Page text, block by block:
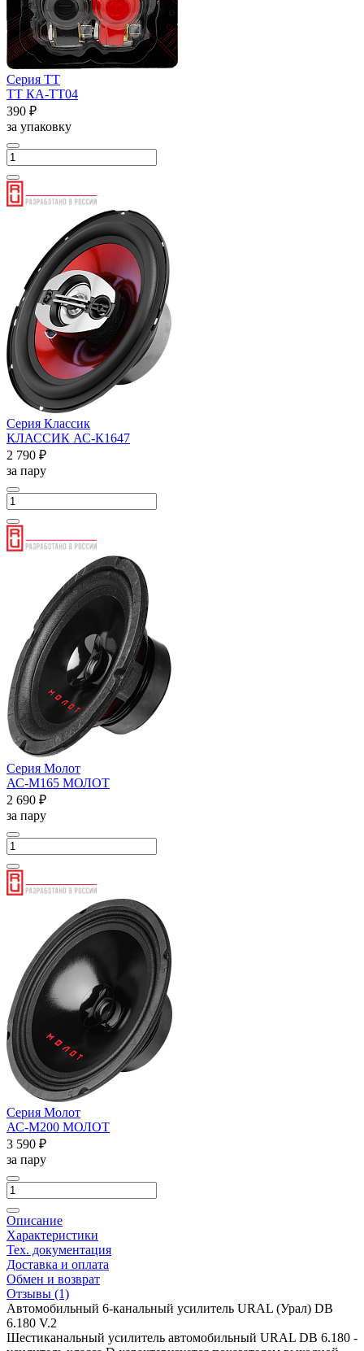
Серия ТТ
ТТ КА-ТТ04
390 ₽
за упаковку
Серия Классик
КЛАССИК АС-К1647
2 790 ₽
за пару
Серия Молот
АС-М165 МОЛОТ
2 690 ₽
за пару
Серия Молот
АС-М200 МОЛОТ
3 590 ₽
за пару
Описание
Характеристики
Тех. документация
Доставка и оплата
Обмен и возврат
Отзывы (1)
Автомобильный 6-канальный усилитель URAL (Урал) DB
6.180 V.2
Шестиканальный усилитель автомобильный URAL DB 6.180 -